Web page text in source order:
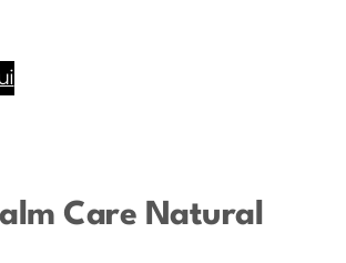
Care Natural